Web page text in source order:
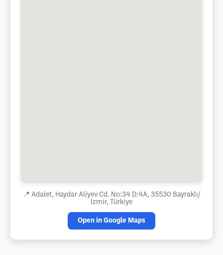
📍 Adalet, Haydar Aliyev Cd. No:34 D:4A, 35530 Bayraklı/
İzmir, Türkiye
Open in Google Maps